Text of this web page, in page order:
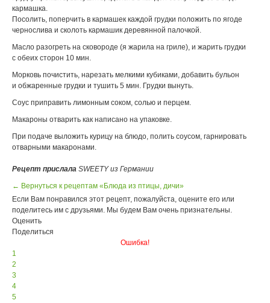
кармашка.
Посолить, поперчить в кармашек каждой грудки положить по ягоде
чернослива и сколоть кармашик деревянной палочкой.
Масло разогреть на сковороде (я жарила на гриле), и жарить грудки
с обеих сторон 10 мин.
Морковь почистить, нарезать мелкими кубиками, добавить бульон
и обжаренные грудки и тушить 5 мин. Грудки вынуть.
Соус приправить лимонным соком, солью и перцем.
Мaкароны отварить как написано на упаковке.
При подаче выложить курицу на блюдо, полить соусом, гарнировать
отварными макаронами.
Рецепт прислала SWEETY из Германии
← Вернуться к рецептам «Блюда из птицы, дичи»
Если Вам понравился этот рецепт, пожалуйста, оцените его или
поделитесь им с друзьями. Мы будем Вам очень признательны.
Оценить
Поделиться
Ошибка!
1
2
3
4
5